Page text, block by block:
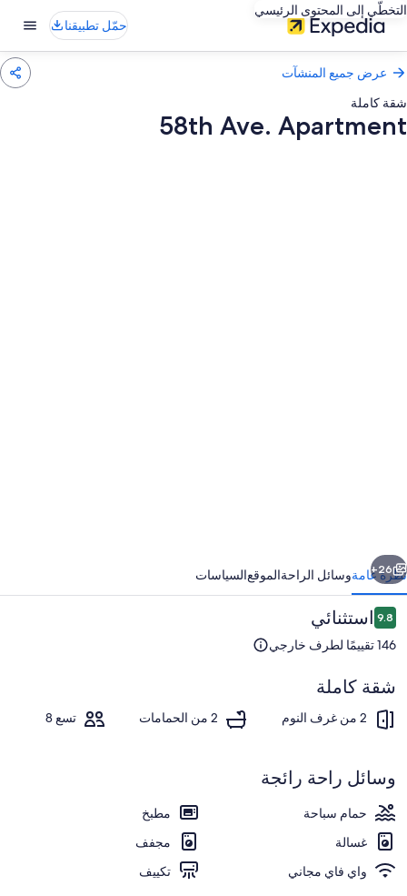
التخطّي إلى المحتوى الرئيسي
حمّل تطبيقنا
عرض جميع المنشآت
شقة كاملة
58th Ave. Apartment
التالي
26+
نظرة عامةوسائل الراحةالموقعالسياسات
التقييمات
9.89.8 من 10استثنائي
146 تقييمًا لطرف خارجي
شقة كاملة
2 من غرف النوم 2 من الحمامات تسع 8
وسائل راحة رائجة
حمام سباحة
مطبخ
غسالة
مجفف
واي فاي مجاني
تكييف